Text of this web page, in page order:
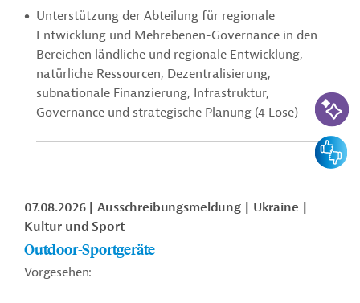
Unterstützung der Abteilung für regionale
Entwicklung und Mehrebenen-Governance in den
Bereichen ländliche und regionale Entwicklung,
natürliche Ressourcen, Dezentralisierung,
subnationale Finanzierung, Infrastruktur,
Governance und strategische Planung (4 Lose)
07.08.2026 Ausschreibungsmeldung
Ukraine
Kultur und Sport
Outdoor-Sportgeräte
Vorgesehen:
KI-